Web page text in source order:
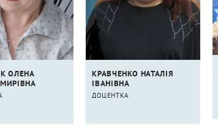
ОЛЕНА
КРАВЧЕНКО НАТАЛІЯ
ІВАНІВНА
ДОЦЕНТКА